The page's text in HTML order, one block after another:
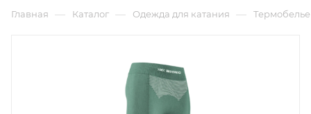
Главная — Каталог — Одежда для катания —